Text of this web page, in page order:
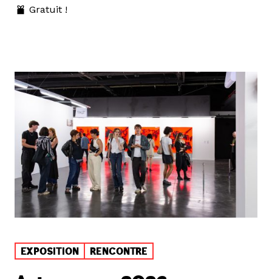
Gratuit !
EXPOSITION RENCONTRE